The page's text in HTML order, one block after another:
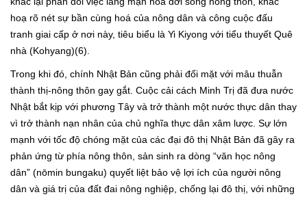
hoạ rõ nét sự bần cùng hoá của nông dân và công cuộc đấu
tranh giai cấp ở nơi này, tiêu biểu là Yi Kiyong với tiểu thuyết Quê
nhà (Kohyang)(6).
Trong khi đó, chính Nhật Bản cũng phải đối mặt với mâu thuẫn
thành thị-nông thôn gay gắt. Cuộc cải cách Minh Trị đã đưa nước
Nhật bắt kịp với phương Tây và trở thành một nước thực dân thay
vì trở thành nạn nhân của chủ nghĩa thực dân xâm lược. Sự lớn
mạnh với tốc độ chóng mặt của các đại đô thị Nhật Bản đã gây ra
phản ứng từ phía nông thôn, sản sinh ra dòng “văn học nông
dân” (nōmin bungaku) quyết liệt bảo vệ lợi ích của người nông
dân và giá trị của đất đai nông nghiệp, chống lại đô thị, với những